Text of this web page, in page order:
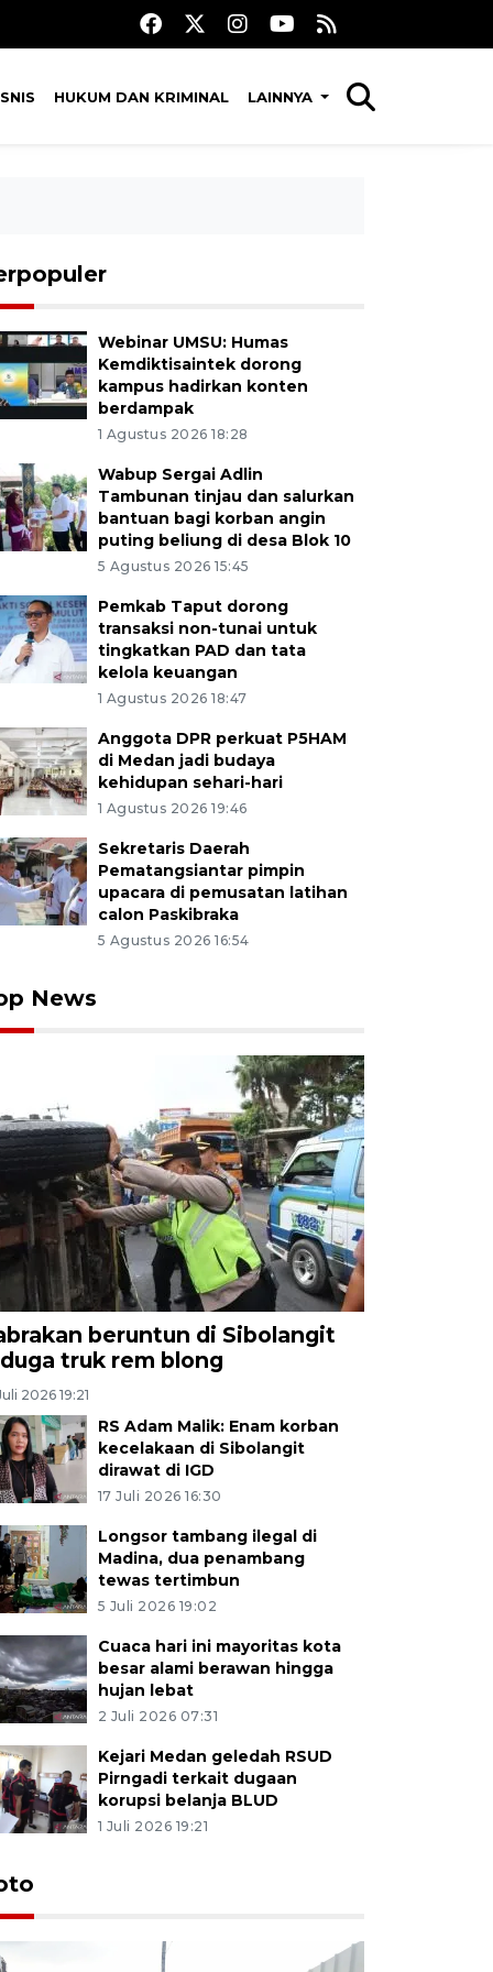
HUKUM DAN KRIMINAL LAINNYA
Webinar UMSU: Humas
Kemdiktisaintek dorong
kampus hadirkan konten
berdampak
1 Agustus 2026 18:28
Wabup Sergai Adlin
Tambunan tinjau dan salurkan
bantuan bagi korban angin
puting beliung di desa Blok 10
5 Agustus 2026 15:45
Pemkab Taput dorong
transaksi non-tunai untuk
tingkatkan PAD dan tata
kelola keuangan
1 Agustus 2026 18:47
Anggota DPR perkuat P5HAM
di Medan jadi budaya
kehidupan sehari-hari
1 Agustus 2026 19:46
Sekretaris Daerah
Pematangsiantar pimpin
upacara di pemusatan latihan
calon Paskibraka
5 Agustus 2026 16:54
News
beruntun di Sibolangit
truk rem blong
2026 19:21
RS Adam Malik: Enam korban
kecelakaan di Sibolangit
dirawat di IGD
17 Juli 2026 16:30
Longsor tambang ilegal di
Madina, dua penambang
tewas tertimbun
5 Juli 2026 19:02
Cuaca hari ini mayoritas kota
besar alami berawan hingga
hujan lebat
2 Juli 2026 07:31
Kejari Medan geledah RSUD
Pirngadi terkait dugaan
korupsi belanja BLUD
1 Juli 2026 19:21